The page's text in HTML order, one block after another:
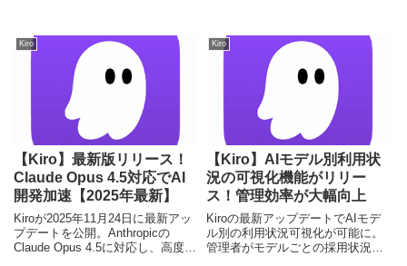
Kiro
【Kiro】最新版リリース！
Claude Opus 4.5対応でAI
開発加速【2025年最新】
Kiroが2025年11月24日に最新アッ
プデートを公開。Anthropicの
Claude Opus 4.5に対応し、高度な
Kiro
【Kiro】AIモデル別利用状
況の可視化機能がリリー
ス！管理効率が大幅向上
Kiroの最新アップデートでAIモデ
ル別の利用状況可視化が可能に。
管理者がモデルごとの採用状況を